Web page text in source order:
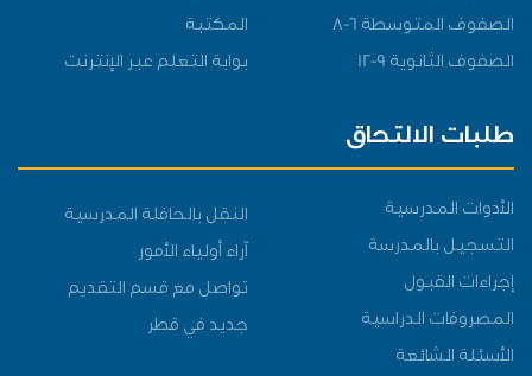
الصفوف المتوسطة 6-8
الصفوف الثانوية 9-12
المكتبة
بوابة التعلم عبر الإنترنت
طلبات الالتحاق
الأدوات المدرسية
التسجيل بالمدرسة
إجراءات القبول
المصروفات الدراسية
الأسئلة الشائعة
النقل بالحافلة المدرسية
آراء أولياء الأمور
تواصل مع قسم التقديم
جديد في قطر